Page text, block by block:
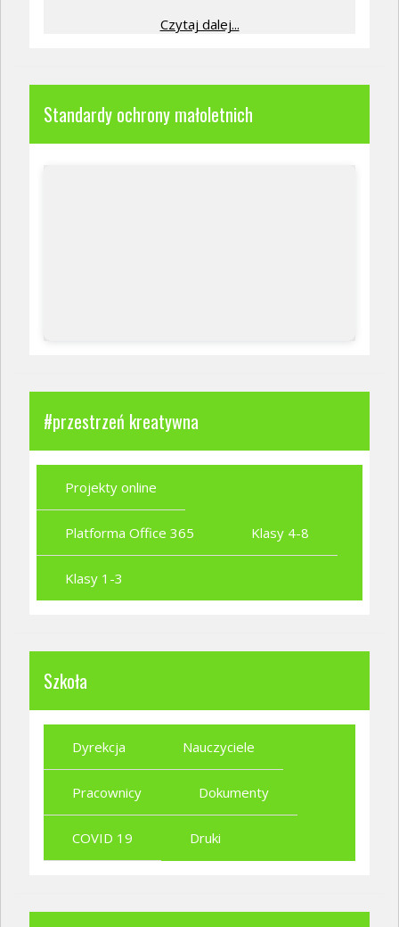
Czytaj dalej...
Standardy ochrony małoletnich
#przestrzeń kreatywna
Projekty online
Platforma Office 365 Klasy 4-8
Klasy 1-3
Szkoła
Dyrekcja Nauczyciele
Pracownicy Dokumenty
COVID 19 Druki